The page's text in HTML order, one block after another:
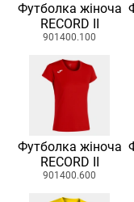
Футболка жіноча
RECORD II
901400.100
Футболка жіноча
RECORD II
901400.600